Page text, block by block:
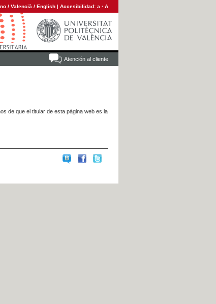
/ Valencià / English | Accesibilidad: a · A
Atención al cliente
de que el titular de esta página web es la